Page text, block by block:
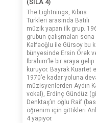
(SILA 4)
The Lightnings, Kıbrıs
Türkleri arasında Batılı
müzik yapan ilk grup.
grubun çalışmaları
Kalfaoğlu ile Gürsoy bu
bünyesinde Ersin Örek
İbrahim’le bir araya gelip
kuruyor. Bayrak Kuartet
1970’e kadar yoluna
müzisyenlerden Aydın
vokal), Erdinç Gündüz
Denktaş’ın oğlu Raif
öğrenim için gittikleri
4 yapıyor.